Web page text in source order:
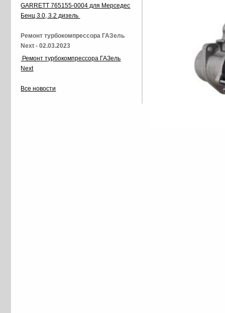
GARRETT 765155-0004 для Мерседес
Бенц 3.0, 3.2 дизель
Ремонт турбокомпрессора ГАЗель
Next - 02.03.2023
Ремонт турбокомпрессора ГАЗель
Next
Все новости